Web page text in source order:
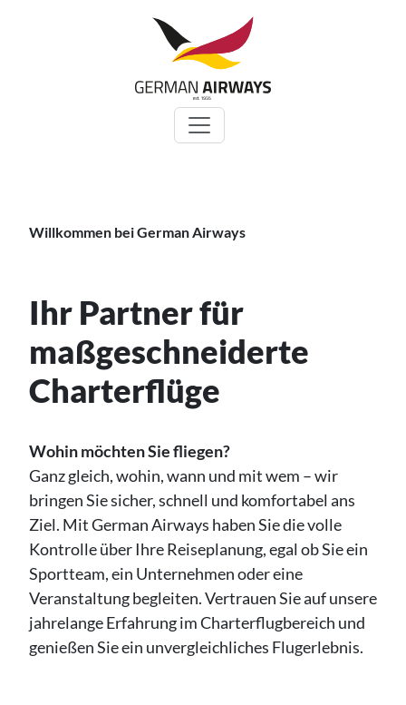
Willkommen bei German Airways
Ihr Partner für
maßgeschneiderte
Charterflüge
Wohin möchten Sie fliegen?
Ganz gleich, wohin, wann und mit wem – wir
bringen Sie sicher, schnell und komfortabel ans
Ziel. Mit German Airways haben Sie die volle
Kontrolle über Ihre Reiseplanung, egal ob Sie ein
Sportteam, ein Unternehmen oder eine
Veranstaltung begleiten. Vertrauen Sie auf unsere
jahrelange Erfahrung im Charterflugbereich und
genießen Sie ein unvergleichliches Flugerlebnis.